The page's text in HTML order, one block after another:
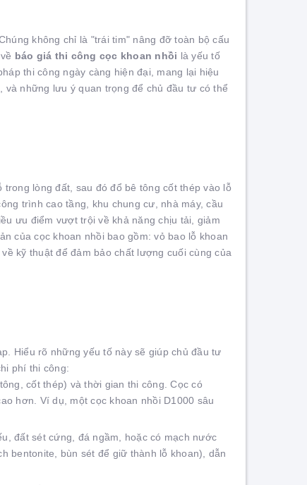
không chỉ là "trái tim" nâng đỡ toàn bộ cấu
báo giá thi công cọc khoan nhồi là yếu tố
thi công ngày càng hiện đại, mang lại hiệu
những lưu ý quan trọng để chủ đầu tư có thể
lòng đất, sau đó đổ bê tông cốt thép vào lỗ
trình cao tầng, khu chung cư, nhà máy, cầu
ưu điểm vượt trội về khả năng chịu tải, giảm
của cọc khoan nhồi bao gồm: vỏ bao lỗ khoan
kỹ thuật để đảm bảo chất lượng cuối cùng của
Hiểu rõ những yếu tố này sẽ giúp chủ đầu tư
phí thi công:
cốt thép) và thời gian thi công. Cọc có
hơn. Ví dụ, một cọc khoan nhồi D1000 sâu
đất sét cứng, đá ngầm, hoặc có mạch nước
bentonite, bùn sét để giữ thành lỗ khoan), dẫn